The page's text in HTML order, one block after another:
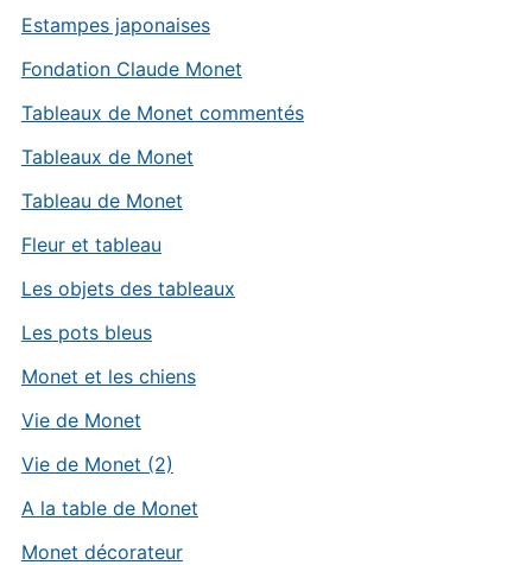
Estampes japonaises
Fondation Claude Monet
Tableaux de Monet commentés
Tableaux de Monet
Tableau de Monet
Fleur et tableau
Les objets des tableaux
Les pots bleus
Monet et les chiens
Vie de Monet
Vie de Monet (2)
A la table de Monet
Monet décorateur